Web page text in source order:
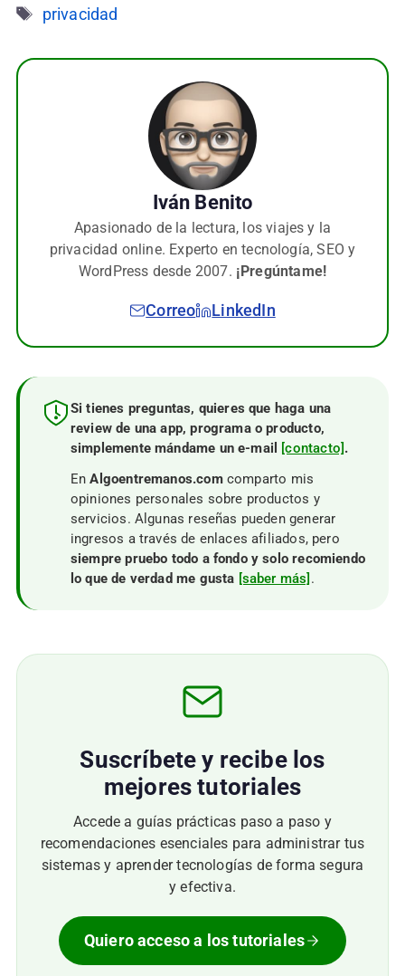
Etiquetas
privacidad
Iván Benito
Apasionado de la lectura, los viajes y la
privacidad online. Experto en tecnología, SEO y
WordPress desde 2007. ¡Pregúntame!
Correo LinkedIn
Si tienes preguntas, quieres que haga una
review de una app, programa o producto,
simplemente mándame un e-mail [contacto].
EnAlgoentremanos.comcomparto mis
opiniones personales sobre productos y
servicios. Algunas reseñas pueden generar
ingresos a través de enlaces afiliados, pero
siempre pruebo todo a fondo y solo recomiendo
lo que de verdad me gusta [saber más] .
Suscríbete y recibe los
mejores tutoriales
Accede a guías prácticas paso a paso y
recomendaciones esenciales para administrar tus
sistemas y aprender tecnologías de forma segura
y efectiva.
Quiero acceso a los tutoriales